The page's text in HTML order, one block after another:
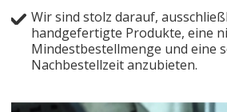
Wir sind stolz darauf,
handgefertigte Produkte, eine
Mindestbestellmenge und eine
Nachbestellzeit anzubieten.